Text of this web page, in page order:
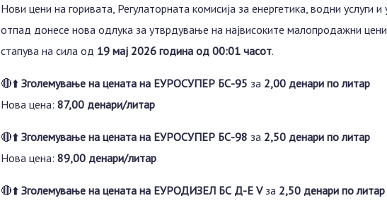
Нови цени на горивата, Регулаторната комисија за енергетика, водни услуги
отпад донесе нова одлука за утврдување на највисоките малопродажни
стапува на сила од 19 мај 2026 година од 00:01 часот.
🔴⬆️ Зголемување на цената на ЕУРОСУПЕР БС-95 за 2,00 денари по литар
Нова цена: 87,00 денари/литар
🔴⬆️ Зголемување на цената на ЕУРОСУПЕР БС-98 за 2,50 денари по литар
Нова цена: 89,00 денари/литар
🔴⬆️ Зголемување на цената на ЕУРОДИЗЕЛ БС Д-Е Vза 2,50 денари по литар